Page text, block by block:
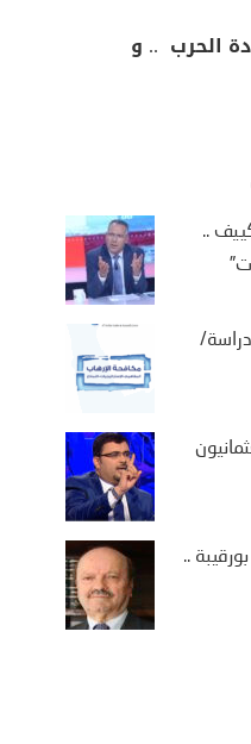
الحرب .. و
..
..